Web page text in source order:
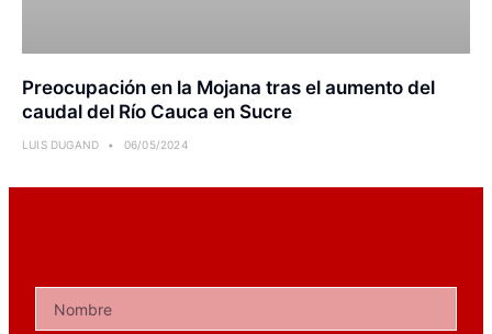
Preocupación en la Mojana tras el aumento del
caudal del Río Cauca en Sucre
LUIS DUGAND 06/05/2024